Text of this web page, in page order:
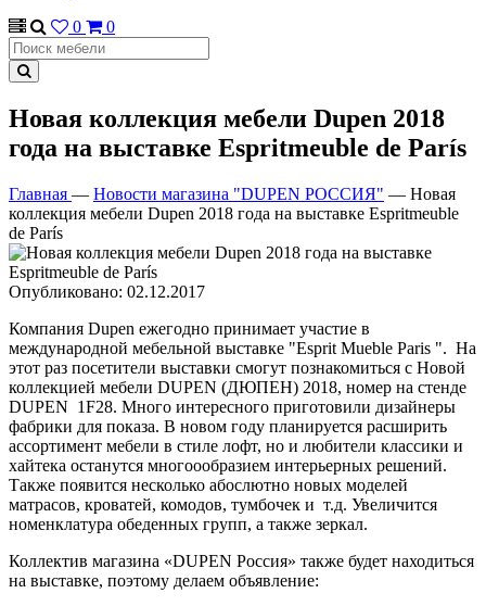
0
0
Новая коллекция мебели Dupen 2018
года на выставке Espritmeuble de París
Главная — Новости магазина "DUPEN РОССИЯ" — Новая
коллекция мебели Dupen 2018 года на выставке Espritmeuble
de París
Опубликовано: 02.12.2017
Компания Dupen ежегодно принимает участие в
международной мебельной выставке "Esprit Mueble Paris ". На
этот раз посетители выставки смогут познакомиться с Новой
коллекцией мебели DUPEN (ДЮПЕН) 2018, номер на стенде
DUPEN 1F28. Много интересного приготовили дизайнеры
фабрики для показа. В новом году планируется расширить
ассортимент мебели в стиле лофт, но и любители классики и
хайтека останутся многоообразием интерьерных решений.
Также появится несколько абослютно новых моделей
матрасов, кроватей, комодов, тумбочек и т.д. Увеличится
номенклатура обеденных групп, а также зеркал.
Коллектив магазина «DUPEN Россия» также будет находиться
на выставке, поэтому делаем объявление: